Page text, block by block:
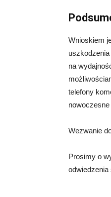
Wnioskiem
na
telefony
Wezwanie
Prosimy o